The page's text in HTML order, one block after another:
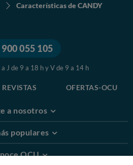
Características de CANDY
900 055 105
a J de 9 a 18 h y V de 9 a 14 h
REVISTAS OFERTAS-OCU
a nosotros
populares
OCU